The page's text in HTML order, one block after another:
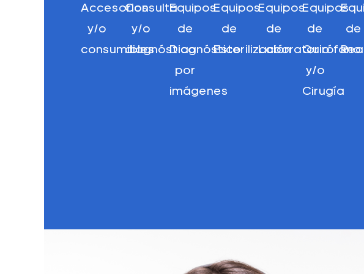
Accesorios
y/o
consumibles
Consulta
y/o
diagnóstico
Equipos
de
Diagnóstico
por
imágenes
Equipos
de
Esterilización
Equipos
de
Laboratorio
Equipos
de
Quirófano
y/o
Cirugía
de